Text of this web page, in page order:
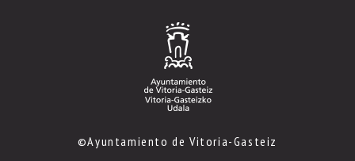
©Ayuntamiento de Vitoria-Gasteiz